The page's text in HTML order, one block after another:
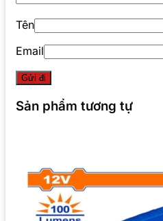
Tên
Email
Sản phẩm tương tự